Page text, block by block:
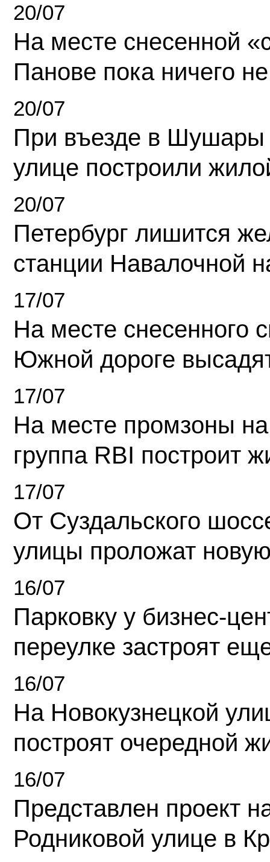
20/07
На месте снесенной
Панове пока ничего
20/07
При въезде в Шушары
улице построили
20/07
Петербург лишится
станции Навалочной
17/07
На месте снесенного
Южной дороге
17/07
На месте промзоны
группа RBI построит
17/07
От Суздальского
улицы проложат
16/07
Парковку у бизнес-
переулке застроят
16/07
На Новокузнецкой
построят очередной
16/07
Представлен проект
Родниковой улице в